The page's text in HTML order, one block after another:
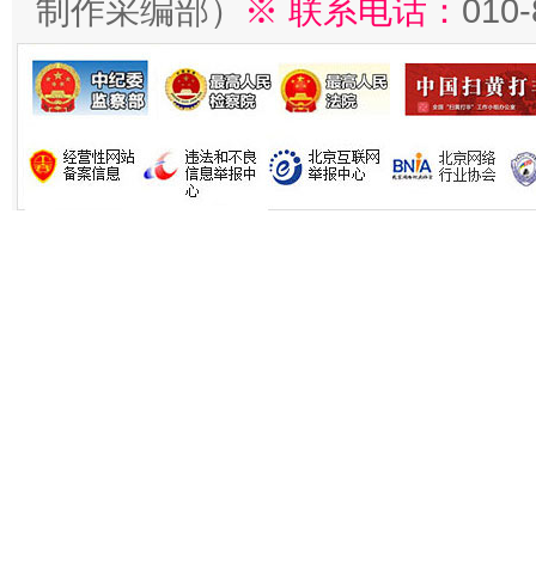
制作采编部） ※ 联系电话：